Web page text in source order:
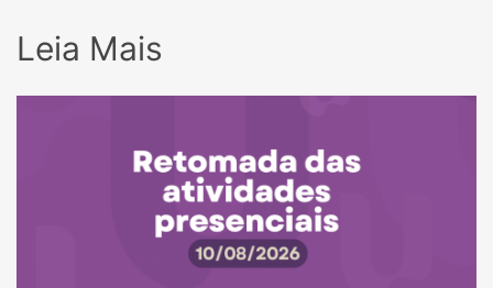
Leia Mais